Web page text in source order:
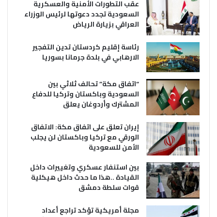
عقب التطورات الأمنية والعسكرية
السعودية تجدد دعوتها لرئيس الوزراء
العراقي بزيارة الرياض
رئاسة إقليم كردستان تدين التفجير
الارهابي في بلدة جرمانا بسوريا
“اتفاق مكة” تحالف ثلاثي بين
السعودية وباكستان وتركيا للدفاع
المشترك وأردوغان يعلق
إيران تعلق على اتفاق مكة: الاتفاق
الورقي مع تركيا وباكستان لن يجلب
الأمن للسعودية
بين استنفار عسكري وتغييرات داخل
القيادة ..هذا ما حدث داخل هيكلية
قوات سلطة دمشق
مجلة أمريكية تؤكد تراجع أعداد